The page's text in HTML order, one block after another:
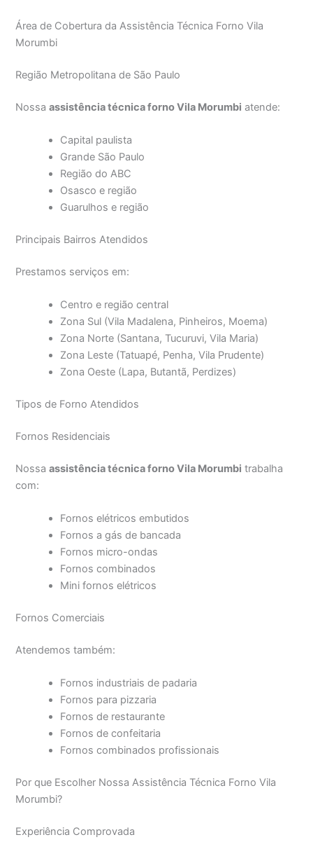
Área de Cobertura da Assistência Técnica Forno Vila
Morumbi
Região Metropolitana de São Paulo
Nossaassistência técnica forno Vila Morumbi atende:
Capital paulista
Grande São Paulo
Região do ABC
Osasco e região
Guarulhos e região
Principais Bairros Atendidos
Prestamos serviços em:
Centro e região central
Zona Sul (Vila Madalena, Pinheiros, Moema)
Zona Norte (Santana, Tucuruvi, Vila Maria)
Zona Leste (Tatuapé, Penha, Vila Prudente)
Zona Oeste (Lapa, Butantã, Perdizes)
Tipos de Forno Atendidos
Fornos Residenciais
Nossaassistência técnica forno Vila Morumbi trabalha
com:
Fornos elétricos embutidos
Fornos a gás de bancada
Fornos micro-ondas
Fornos combinados
Mini fornos elétricos
Fornos Comerciais
Atendemos também:
Fornos industriais de padaria
Fornos para pizzaria
Fornos de restaurante
Fornos de confeitaria
Fornos combinados profissionais
Por que Escolher Nossa Assistência Técnica Forno Vila
Morumbi?
Experiência Comprovada